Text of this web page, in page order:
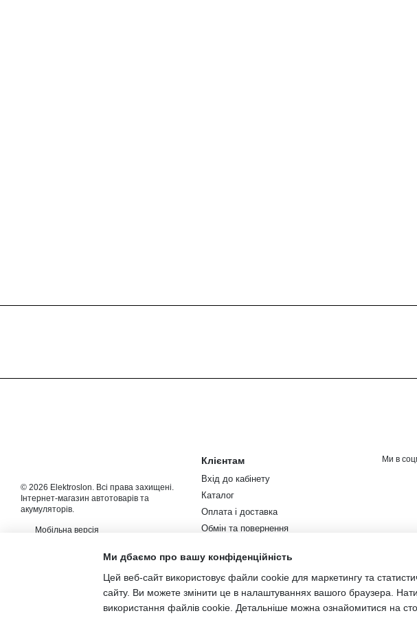
© 2026 Elektroslon. Всі права захищені.
Інтернет-магазин автотоварів та
акумуляторів.
Мобільна версія
Клієнтам
Вхід до кабінету
Каталог
Оплата і доставка
Обмін та повернення
Новини та статті
Угода користувача
Ми в
Ми дбаємо про вашу конфіденційність
Цей веб-сайт використовує файли cookie для маркетингу та
сайту. Ви можете змінити це в налаштуваннях вашого браузера.
використання файлів cookie. Детальніше можна ознайомитися на